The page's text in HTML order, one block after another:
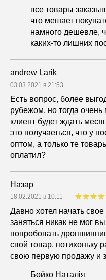
все товары
что мешает
намного дешевле,
каких-то лишних
andrew Larik
03.03.2021 в 21:53
Есть вопрос, более
рубежом, но тогда очень
клиент будет ждать
это получаеться, что у
оптом, а только те
оплатил?
Назар
18.02.2021 в 10:11
Давно хотел начать
заняться никак не мог
попробовать
свой товар, потихоньку
свою первую продажу и
Бойко Наталія